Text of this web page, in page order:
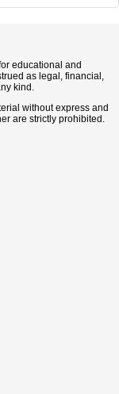
educational and
as legal, financial,
kind.
without express and
are strictly prohibited.